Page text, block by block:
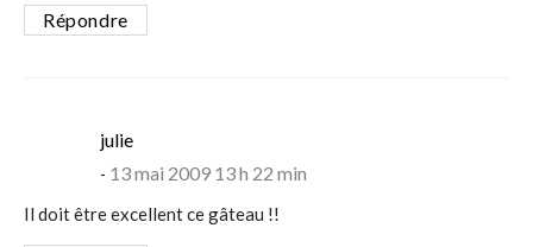
Répondre
juliesays:
13 mai 2009 13 h 22 min
Il doit être excellent ce gâteau !!